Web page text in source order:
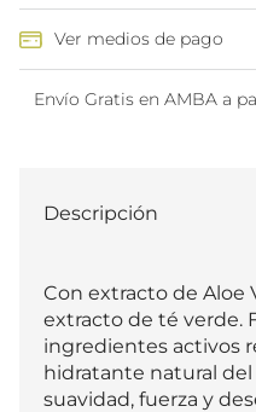
Ver medios de pago
Envío Gratis en AMBA a
Descripción
Con extracto de Aloe
extracto de té verde.
ingredientes activos
hidratante natural del
suavidad, fuerza y